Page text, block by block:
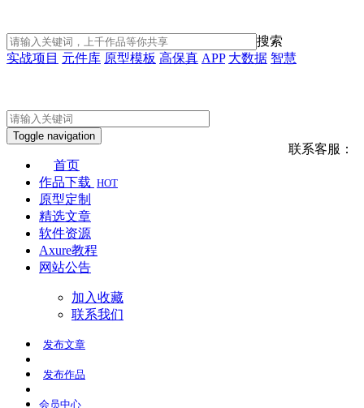
搜索
实战项目 元件库 原型模板 高保真 APP 大数据 智慧
联系客服：
Toggle navigation
首页
作品下载 HOT
原型定制
精选文章
软件资源
Axure教程
网站公告
加入收藏
联系我们
发布文章
发布作品
会员中心